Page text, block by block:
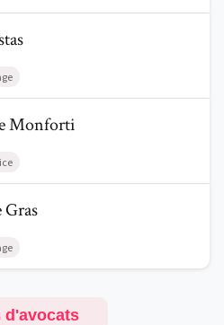
Istas
Monforti
Monforti
Gras
Gras
d'avocats